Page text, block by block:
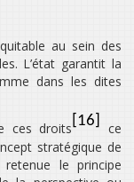
au sein des
L’état garantit la
dans les dites
ces droits [16]
ce
stratégique de
le principe